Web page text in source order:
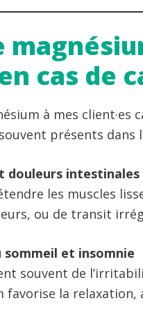
cas de
à mes client·es
présents dans
douleurs intestinales
les muscles
ou de transit
et insomnie
souvent de
favorise la